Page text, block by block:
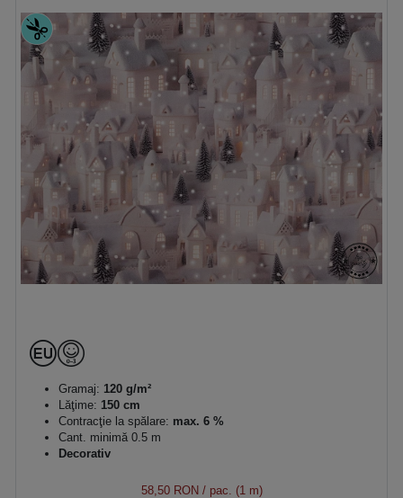
Gramaj: 120 g/m²
Lăţime: 150 cm
Contracţie la spălare: max. 6 %
Cant. minimă 0.5 m
Decorativ
58,50 RON/ pac. (1 m)